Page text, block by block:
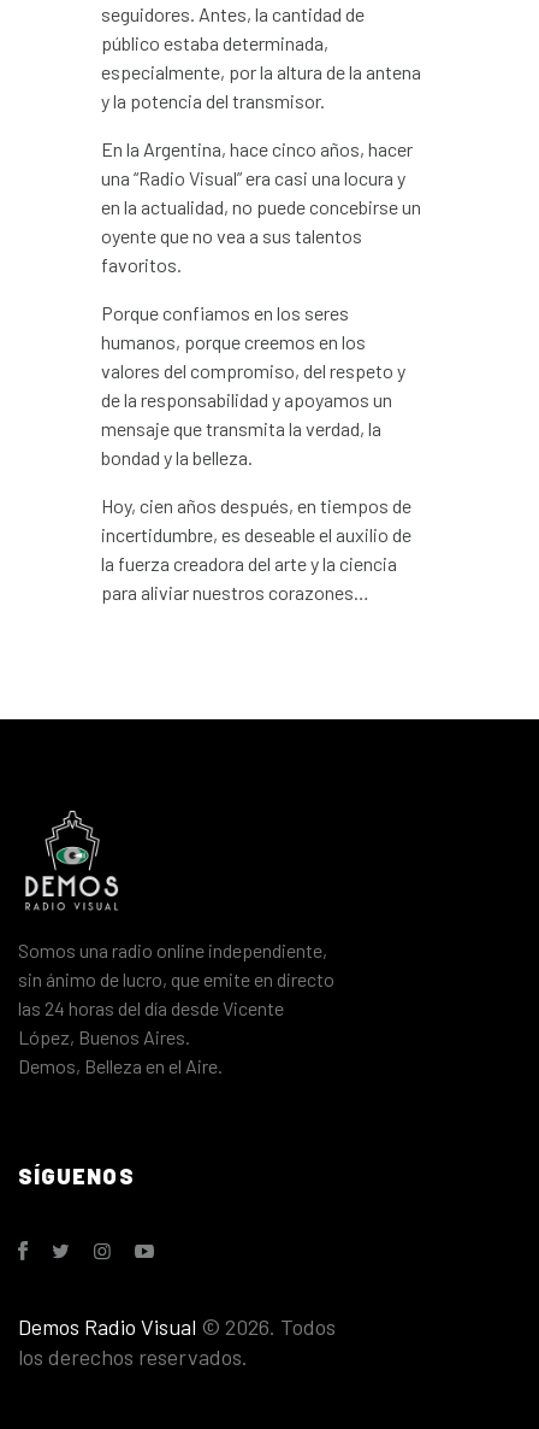
seguidores. Antes, la cantidad de
público estaba determinada,
especialmente, por la altura de la antena
y la potencia del transmisor.
En la Argentina, hace cinco años, hacer
una “Radio Visual” era casi una locura y
en la actualidad, no puede concebirse un
oyente que no vea a sus talentos
favoritos.
Porque confiamos en los seres
humanos, porque creemos en los
valores del compromiso, del respeto y
de la responsabilidad y apoyamos un
mensaje que transmita la verdad, la
bondad y la belleza.
Hoy, cien años después, en tiempos de
incertidumbre, es deseable el auxilio de
la fuerza creadora del arte y la ciencia
para aliviar nuestros corazones…
Somos una radio online independiente,
sin ánimo de lucro, que emite en directo
las 24 horas del día desde Vicente
López, Buenos Aires.
Demos, Belleza en el Aire.
SÍGUENOS
Demos Radio Visual © 2026. Todos
los derechos reservados.